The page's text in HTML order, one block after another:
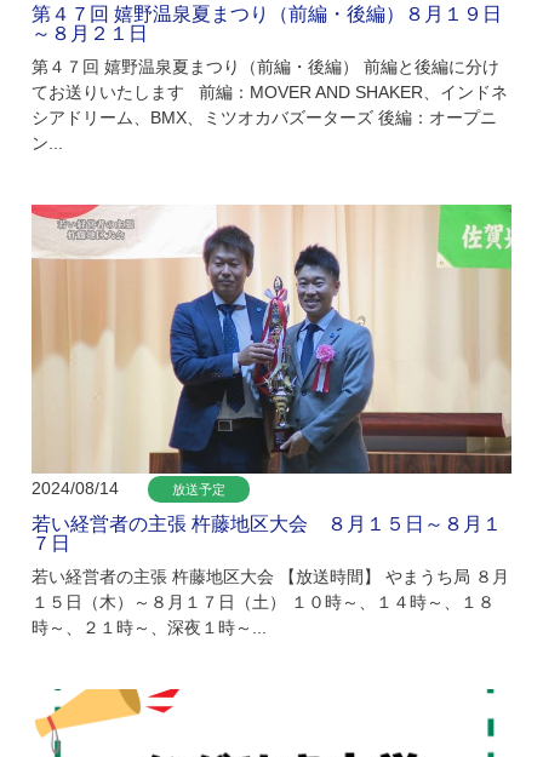
第４７回 嬉野温泉夏まつり（前編・後編）８月１９日
～８月２１日
第４７回 嬉野温泉夏まつり（前編・後編） 前編と後編に分け
てお送りいたします 前編：MOVER AND SHAKER、インドネ
シアドリーム、BMX、ミツオカバズーターズ 後編：オープニ
ン...
2024/08/14 放送予定
若い経営者の主張 杵藤地区大会 ８月１５日～８月１
７日
若い経営者の主張 杵藤地区大会 【放送時間】 やまうち局 ８月
１５日（木）～８月１７日（土） １０時～、１４時～、１８
時～、２１時～、深夜１時～...